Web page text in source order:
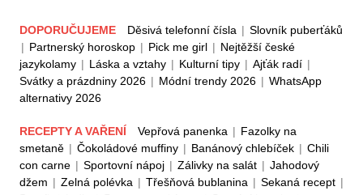
DOPORUČUJEME Děsivá telefonní čísla | Slovník puberťáků
| Partnerský horoskop | Pick me girl | Nejtěžší české
jazykolamy | Láska a vztahy | Kulturní tipy | Ajťák radí |
Svátky a prázdniny 2026 | Módní trendy 2026 | WhatsApp
alternativy 2026
RECEPTY A VAŘENÍ Vepřová panenka | Fazolky na
smetaně | Čokoládové muffiny | Banánový chlebíček | Chili
con carne | Sportovní nápoj | Zálivky na salát | Jahodový
džem | Zelná polévka | Třešňová bublanina | Sekaná recept |